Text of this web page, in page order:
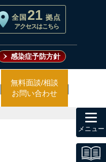
全国 21 拠点
アクセスはこちら
感染症予防方針
無料面談/相談
お問い合わせ